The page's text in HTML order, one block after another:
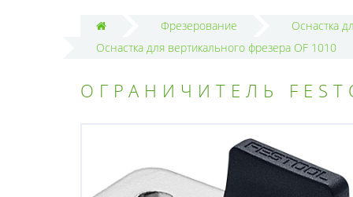
Фрезерование
Оснастка
Оснастка для вертикального фрезера OF 1010
ОГРАНИЧИТЕЛЬ